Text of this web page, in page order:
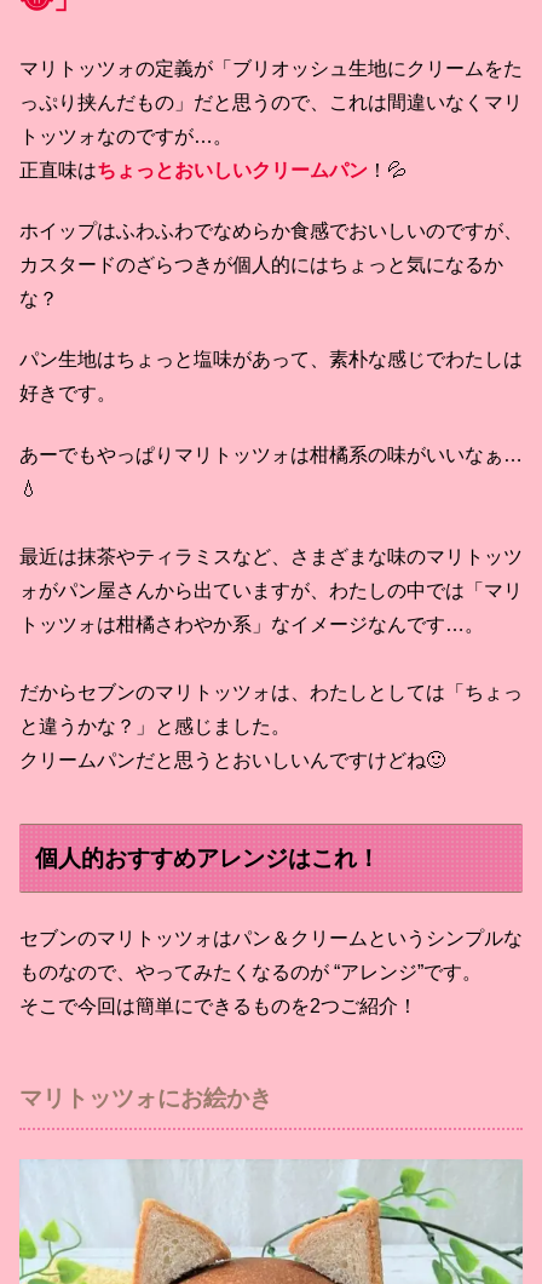
マリトッツォの定義が「ブリオッシュ生地にクリームをた
っぷり挟んだもの」だと思うので、これは間違いなくマリ
トッツォなのですが…。
正直味はちょっとおいしいクリームパン ！💦
ホイップはふわふわでなめらか食感でおいしいのですが、
カスタードのざらつきが個人的にはちょっと気になるか
な？
パン生地はちょっと塩味があって、素朴な感じでわたしは
好きです。
あーでもやっぱりマリトッツォは柑橘系の味がいいなぁ…
💧
最近は抹茶やティラミスなど、さまざまな味のマリトッツ
ォがパン屋さんから出ていますが、わたしの中では「マリ
トッツォは柑橘さわやか系」なイメージなんです…。
だからセブンのマリトッツォは、わたしとしては「ちょっ
と違うかな？」と感じました。
クリームパンだと思うとおいしいんですけどね🙂
個人的おすすめアレンジはこれ！
セブンのマリトッツォはパン＆クリームというシンプルな
ものなので、やってみたくなるのが “アレンジ”です。
そこで今回は簡単にできるものを2つご紹介！
マリトッツォにお絵かき